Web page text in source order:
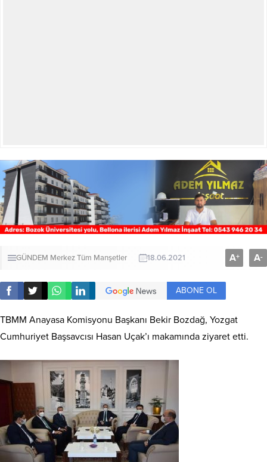
GÜNDEM MerkezTüm Manşetler 18.06.2021 A+ A-
ABONE OL
TBMM Anayasa Komisyonu Başkanı Bekir Bozdağ, Yozgat
Cumhuriyet Başsavcısı Hasan Uçak’ı makamında ziyaret etti.